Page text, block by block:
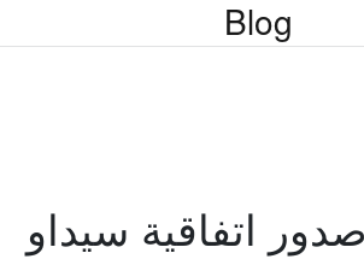
Blog
اتفاقية سيداو